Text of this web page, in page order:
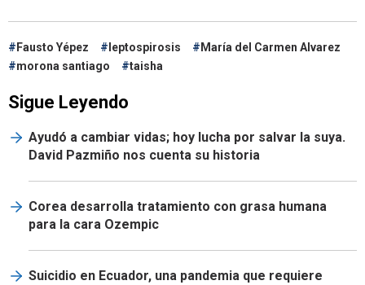
Fausto Yépez leptospirosis
María del Carmen Alvarez
morona santiago
taisha
Sigue Leyendo
Ayudó a cambiar vidas; hoy lucha por salvar la suya.
David Pazmiño nos cuenta su historia
Corea desarrolla tratamiento con grasa humana
para la cara Ozempic
Suicidio en Ecuador, una pandemia que requiere